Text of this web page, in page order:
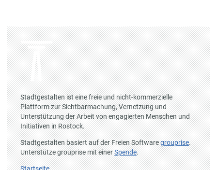
Stadtgestalten ist eine freie und nicht-kommerzielle
Plattform zur Sichtbarmachung, Vernetzung und
Unterstützung der Arbeit von engagierten Menschen und
Initiativen in Rostock.
Stadtgestalten basiert auf der Freien Softwaregrouprise.
Unterstütze grouprise mit einerSpende.
Startseite